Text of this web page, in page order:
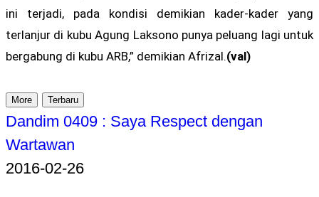
ini terjadi, pada kondisi demikian kader-kader yang
terlanjur di kubu Agung Laksono punya peluang lagi untuk
bergabung di kubu ARB,” demikian Afrizal.(val)
More Terbaru
Dandim 0409 : Saya Respect dengan
Wartawan
2016-02-26